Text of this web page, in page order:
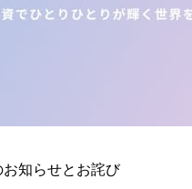
知らせとお詫び